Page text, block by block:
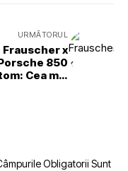
URMĂTORUL
Frauscher x
850
Cea mai
Obligatorii Sunt